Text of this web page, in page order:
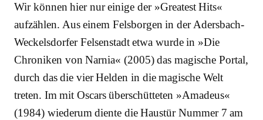
Wir können hier nur einige der »Greatest Hits«
aufzählen. Aus einem Felsborgen in der Adersbach-
Weckelsdorfer Felsenstadt etwa wurde in »Die
Chroniken von Narnia« (2005) das magische Portal,
durch das die vier Helden in die magische Welt
treten. Im mit Oscars überschütteten »Amadeus«
(1984) wiederum diente die Haustür Nummer 7 am